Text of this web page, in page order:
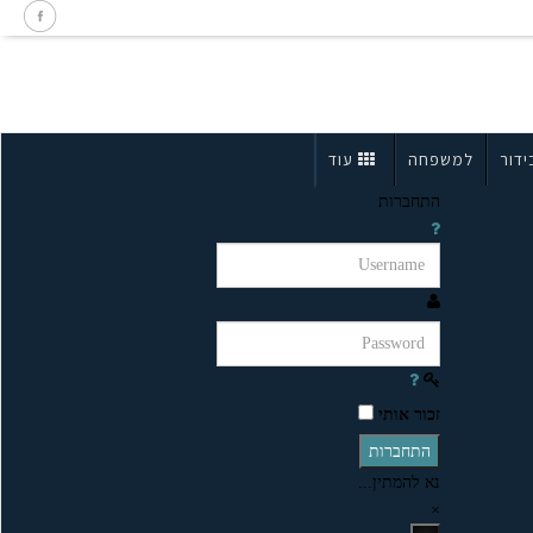
למשפחה עוד
התחברות
זכור אותי
התחברות
נא להמתין...
×